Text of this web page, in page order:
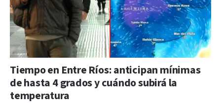
Tiempo en Entre Ríos: anticipan mínimas
de hasta 4 grados y cuándo subirá la
temperatura